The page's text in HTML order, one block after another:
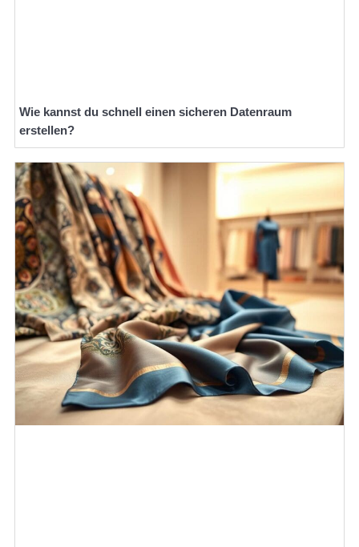
Wie kannst du schnell einen sicheren Datenraum
erstellen?